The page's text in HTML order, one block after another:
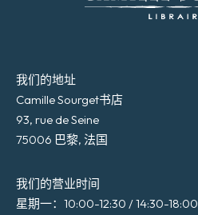
我们的地址
Camille Sourget书店
93, rue de Seine
75006 巴黎, 法国
我们的营业时间
星期一：10:00-12:30 / 14:30-18:00